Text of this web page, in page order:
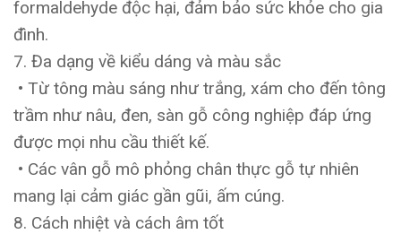
formaldehyde độc hại, đảm bảo sức khỏe cho gia
đình.
7. Đa dạng về kiểu dáng và màu sắc
• Từ tông màu sáng như trắng, xám cho đến tông
trầm như nâu, đen, sàn gỗ công nghiệp đáp ứng
được mọi nhu cầu thiết kế.
• Các vân gỗ mô phỏng chân thực gỗ tự nhiên
mang lại cảm giác gần gũi, ấm cúng.
8. Cách nhiệt và cách âm tốt